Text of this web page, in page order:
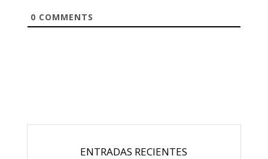
0 COMMENTS
ENTRADAS RECIENTES